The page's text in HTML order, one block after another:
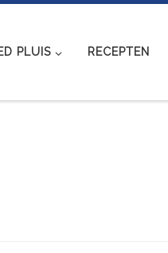
PLUIS RECEPTEN